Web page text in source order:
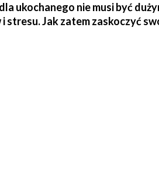
ukochanego nie musi być
stresu. Jak zatem zaskoczyć